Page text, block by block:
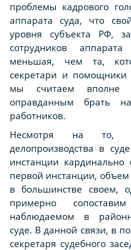
проблемы кадрового
аппарата суда, что
уровня субъекта РФ,
сотрудников
меньшая, чем та,
секретари и помощники
мы считаем вполне
оправданным брать
работников.
Несмотря на то,
делопроизводства в
инстанции кардинально
первой инстанции,
в большинстве своем,
примерно
наблюдаемом в
суде. В данной связи, в
секретаря судебного